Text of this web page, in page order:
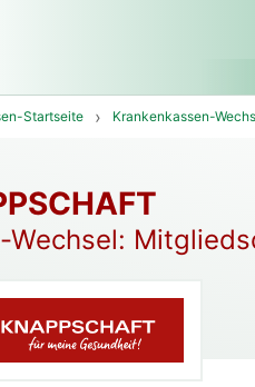
Startseite Krankenkassen-
Wechsel: